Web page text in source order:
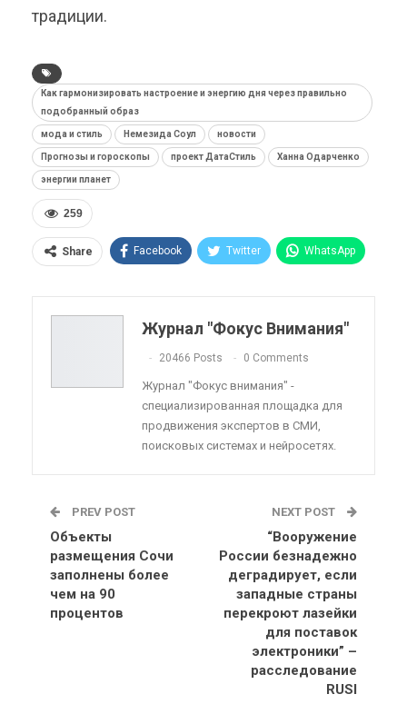
традиции.
Как гармонизировать настроение и энергию дня через правильно
подобранный образ
мода и стиль Немезида Соул новости
Прогнозы и гороскопы проект ДатаСтиль Ханна Одарченко
энергии планет
259
Share Facebook Twitter WhatsApp
Telegram VK Viber
Linkedin Tumblr
Журнал "Фокус Внимания"
20466 Posts 0 Comments
Журнал "Фокус внимания" -
специализированная площадка для
продвижения экспертов в СМИ,
поисковых системах и нейросетях.
PREV POST
Объекты
размещения Сочи
заполнены более
чем на 90
процентов
NEXT POST
“Вооружение
России безнадежно
деградирует, если
западные страны
перекроют лазейки
для поставок
электроники” –
расследование
RUSI